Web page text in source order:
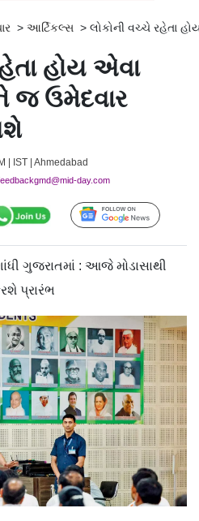
> આર્ટિકલ્સ > લોકોની વચ્ચે રહેતા
હોય એવા
જ ઉમેદવાર
| IST | Ahmedabad
day.com
Follow Us
ગુજરાતમાં : આજે મોડાસાથી
પ્રારંભ